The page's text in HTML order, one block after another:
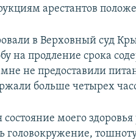
арестантов
в Верховный суд
на продление срока
мне не предоставили
больше четырех
состояние моего
головокружение,